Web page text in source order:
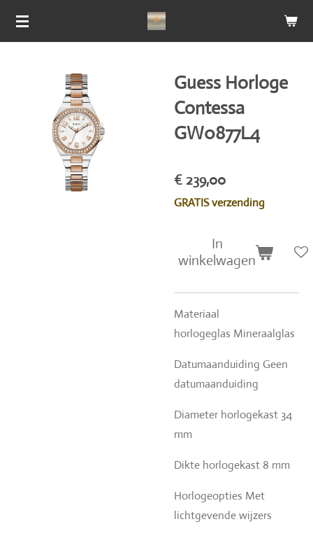
Ga
hoofdinhoud
Guess Horloge
Contessa
GW0877L4
€ 239,00
GRATIS verzending
In
winkelwagen
Materiaal
horlogeglas Mineraalglas
Datumaanduiding Geen
datumaanduiding
Diameter horlogekast 34
mm
Dikte horlogekast 8 mm
Horlogeopties Met
lichtgevende wijzers